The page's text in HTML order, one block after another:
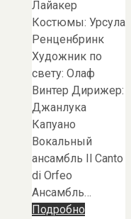
Лайакер
Костюмы: Урсула
Ренценбринк
Художник по
свету: Олаф
Винтер Дирижер:
Джанлука
Капуано
Вокальный
ансамбль Il Canto
di Orfeo
Ансамбль…
Подробно